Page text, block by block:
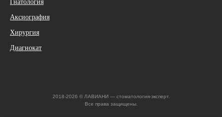
Гнатология
Аксиография
Хирургия
Диагнокат
2018-2026 © ЛАВИАНИ — стоматология-эксперт.
Все права защищены.